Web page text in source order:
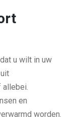
u wilt in uw
allebei.
en
worden.